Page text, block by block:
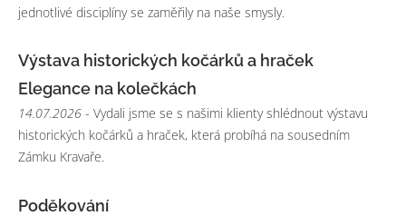
jednotlivé disciplíny se zaměřily na naše smysly.
Výstava historických kočárků a hraček
Elegance na kolečkách
14.07.2026 - Vydali jsme se s našimi klienty shlédnout výstavu
historických kočárků a hraček, která probíhá na sousedním
Zámku Kravaře.
Poděkování